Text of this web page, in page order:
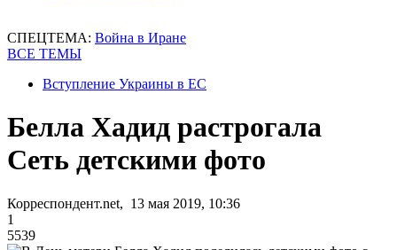
СПЕЦТЕМА: Война в Иране
ВСЕ ТЕМЫ
Вступление Украины в ЕС
Белла Хадид растрогала
Сеть детскими фото
Корреспондент.net, 13 мая 2019, 10:36
1
5539